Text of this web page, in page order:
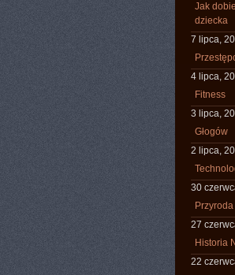
Jak
dziecka
7 lipca,
4 lipca,
Fitness
3 lipca,
Głogów
2 lipca,
30
27
Historia
22